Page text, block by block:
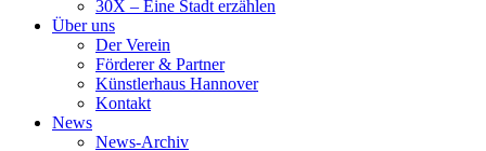
30X – Eine Stadt erzählen
Über uns
Der Verein
Förderer & Partner
Künstlerhaus Hannover
Kontakt
News
News-Archiv